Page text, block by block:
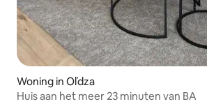
Woning in Oľdza
Huis aan het meer 23 minuten van BA